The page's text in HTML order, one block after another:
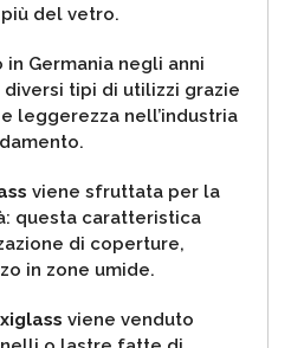
del vetro.
in Germania negli anni
tipi di utilizzi grazie
leggerezza nell’industria
viene sfruttata per la
questa caratteristica
di coperture,
in zone umide.
viene venduto